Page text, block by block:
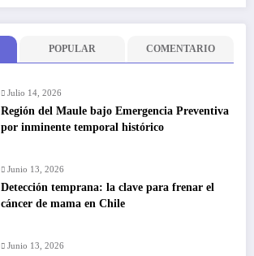
POPULAR COMENTARIO
Julio 14, 2026
Región del Maule bajo Emergencia Preventiva
por inminente temporal histórico
Junio 13, 2026
Detección temprana: la clave para frenar el
cáncer de mama en Chile
Junio 13, 2026